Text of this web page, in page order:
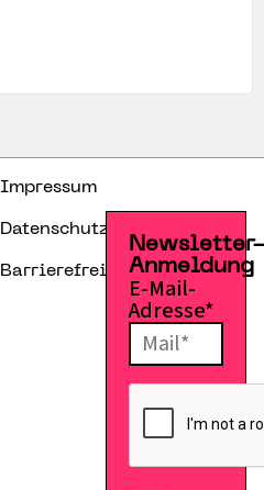
Impressum
Datenschutzerklärung
Barrierefreiheitserklärung
Anmeldung
E-Mail-
Adresse*